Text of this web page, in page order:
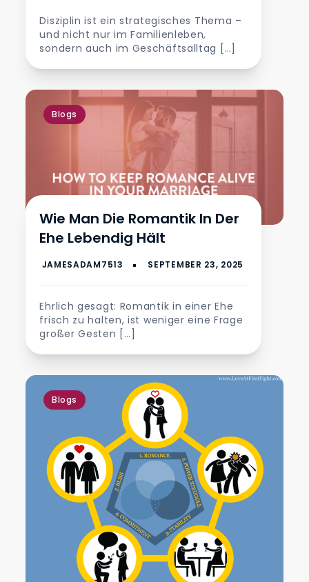
Disziplin ist ein strategisches Thema –
und nicht nur im Familienleben,
sondern auch im Geschäftsalltag […]
Blogs
Wie Man Die Romantik In Der
Ehe Lebendig Hält
Ehrlich gesagt: Romantik in einer Ehe
frisch zu halten, ist weniger eine Frage
großer Gesten […]
Blogs